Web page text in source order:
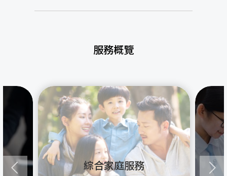
服務概覽
綜合家庭服務